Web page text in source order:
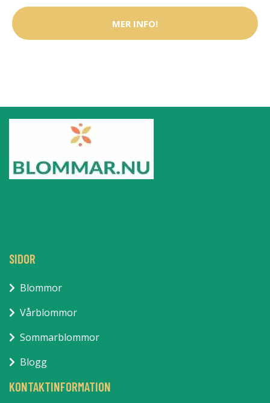
MER INFO!
SIDOR
Blommor
Vårblommor
Sommarblommor
Blogg
KONTAKTINFORMATION